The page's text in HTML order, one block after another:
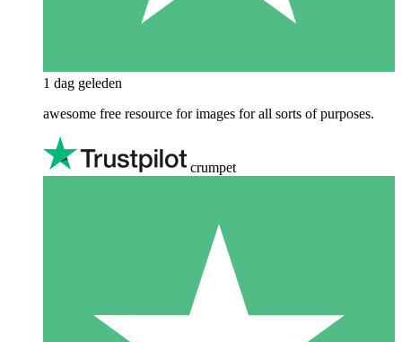
1 dag geleden
awesome free resource for images for all sorts of purposes.
crumpet